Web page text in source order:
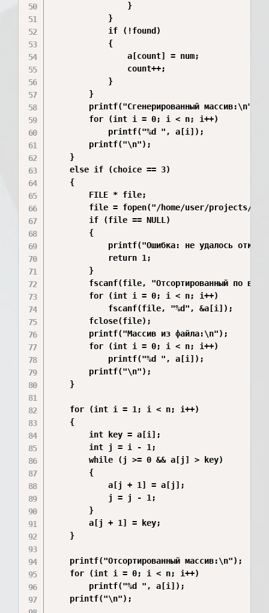
                }
            }
            if (!found)
            {
                a[count] = num;
                count++;
            }
        }
        printf("Сгенерированный массив:\n");
        for (int i = 0; i < n; i++)
            printf("%d ", a[i]);
        printf("\n");
    }
    else if (choice == 3)
    {
        FILE * file;
file = fopen("/home/user/projects/
        if (file == NULL)
        {
printf("Ошибка: не удалось
            return 1;
        }
fscanf(file, "Отсортированный по
        for (int i = 0; i < n; i++)
            fscanf(file, "%d", &a[i]);
        fclose(file);
        printf("Массив из файла:\n");
        for (int i = 0; i < n; i++)
            printf("%d ", a[i]);
        printf("\n");
    }
    for (int i = 1; i < n; i++)
    {
        int key = a[i];
        int j = i - 1;
        while (j >= 0 && a[j] > key)
        {
            a[j + 1] = a[j];
            j = j - 1;
        }
        a[j + 1] = key;
    }
    printf("Отсортированный массив:\n");
    for (int i = 0; i < n; i++)
        printf("%d ", a[i]);
    printf("\n");